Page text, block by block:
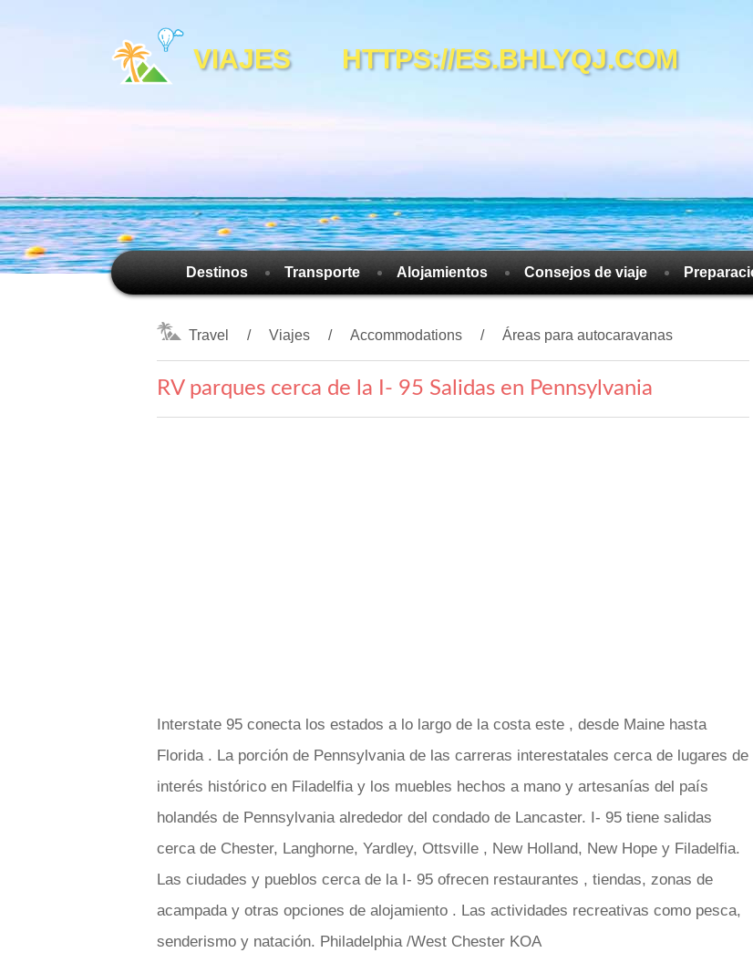
VIAJES HTTPS://ES.BHLYQJ.COM
Destinos Transporte Alojamientos Consejos de viaje
Travel Viajes Accommodations Áreas para autocaravanas
RV parques cerca de la I- 95 Salidas en Pennsylvania
Interstate 95 conecta los estados a lo largo de la costa este , desde Maine hasta
Florida . La porción de Pennsylvania de las carreras interestatales cerca de lugares de
interés histórico en Filadelfia y los muebles hechos a mano y artesanías del país
holandés de Pennsylvania alrededor del condado de Lancaster. I- 95 tiene salidas
cerca de Chester, Langhorne, Yardley, Ottsville , New Holland, New Hope y Filadelfia.
Las ciudades y pueblos cerca de la I- 95 ofrecen restaurantes , tiendas, zonas de
acampada y otras opciones de alojamiento . Las actividades recreativas como pesca,
senderismo y natación. Philadelphia /West Chester KOA